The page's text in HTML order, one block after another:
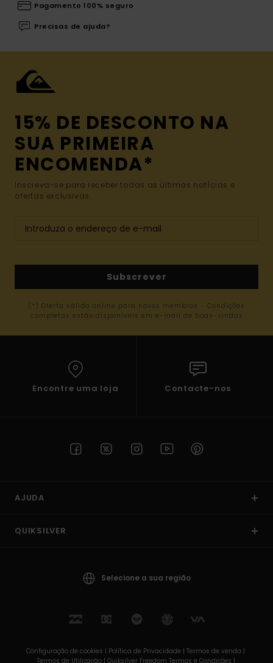
Pagamento 100% seguro
Precisas de ajuda?
15% DE DESCONTO NA
SUA PRIMEIRA
ENCOMENDA*
Inscreva-se para receber todas as últimas notícias e
ofertas exclusivas.
Subscrever
(*) Oferta válida online para novos membros - Condições
completas estão disponíveis em e-mail de boas-vindas
Encontre uma loja Contacte-nos
AJUDA
QUIKSILVER
Selecione a sua região
Configuração de cookies | Política de Privacidade | Termos de venda |
Termos de Utilizaçâo | Quiksilver Freedom Termos e Condições |